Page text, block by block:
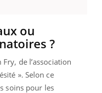
ou
?
de l’association
». Selon ce
soins pour les